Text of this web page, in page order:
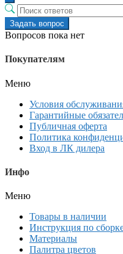
Задать вопрос
Вопросов пока нет
Покупателям
Меню
Условия
Гарантийные
Публичная оферта
Политика
Вход в ЛК дилера
Инфо
Меню
Товары в наличии
Инструкция по
Материалы
Палитра цветов